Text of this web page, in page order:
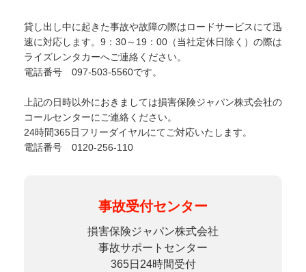
貸し出し中に起きた事故や故障の際はロードサービスにて迅
速に対応します。9：30～19：00（当社定休日除く）の際は
ライズレンタカーへご連絡ください。
電話番号 097-503-5560です。
上記の日時以外におきましては損害保険ジャパン株式会社の
コールセンターにご連絡ください。
24時間365日フリーダイヤルにてご対応いたします。
電話番号 0120-256-110
事故受付センター
損害保険ジャパン株式会社
事故サポートセンター
365日24時間受付